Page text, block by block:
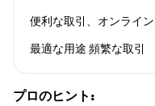
便利な取引、オンライン
最適な用途 頻繁な取引
プロのヒント: